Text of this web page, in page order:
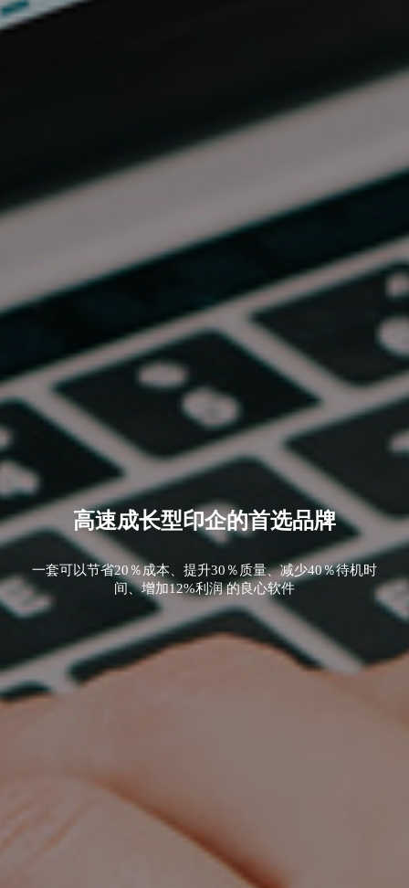
高速成长型印企的首选品牌
一套可以节省20％成本、提升30％质量、减少40％待机时
间、增加12%利润 的良心软件